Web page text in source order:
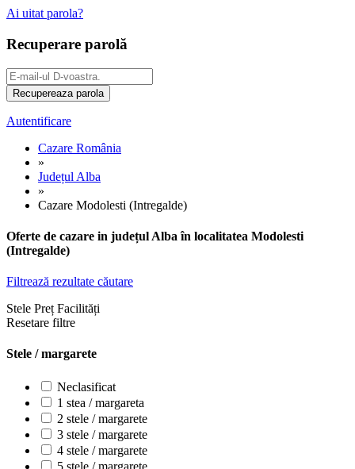
Ai uitat parola?
Recuperare parolă
Autentificare
Cazare România
»
Județul Alba
»
Cazare Modolesti (Intregalde)
Oferte de cazare in județul Alba în localitatea Modolesti
(Intregalde)
Filtrează rezultate căutare
Stele Preț Facilități
Resetare filtre
Stele / margarete
Neclasificat
1 stea / margareta
2 stele / margarete
3 stele / margarete
4 stele / margarete
5 stele / margarete